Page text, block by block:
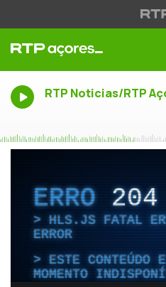
RTP Noticias/RTP
ERRO204
HLS.JS FATAL
ERROR
ESTE CONTEÚDO
MOMENTO